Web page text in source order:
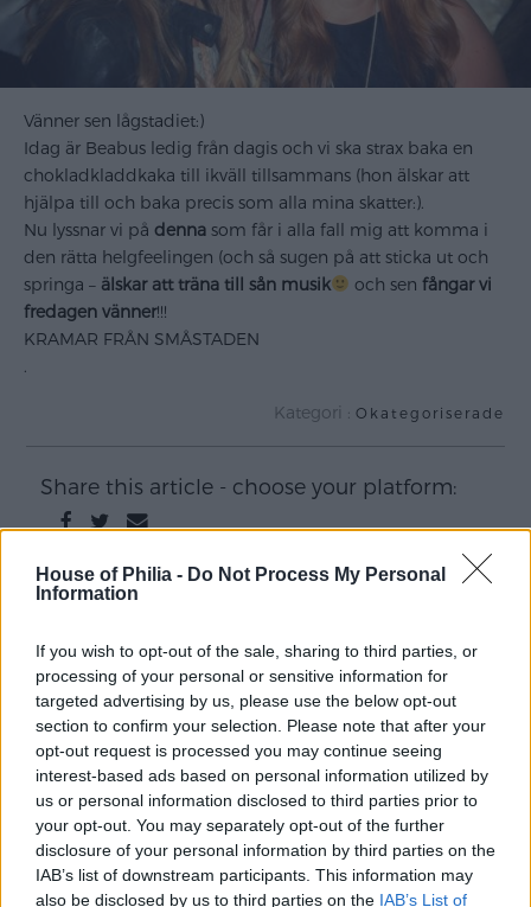
House of Philia - Do Not Process My Personal
Information
If you wish to opt-out of the sale, sharing to third parties, or
processing of your personal or sensitive information for
targeted advertising by us, please use the below opt-out
section to confirm your selection. Please note that after your
opt-out request is processed you may continue seeing
interest-based ads based on personal information utilized by
us or personal information disclosed to third parties prior to
your opt-out. You may separately opt-out of the further
disclosure of your personal information by third parties on the
IAB’s list of downstream participants. This information may
also be disclosed by us to third parties on the IAB’s List of
Vänner sen lågstadiet:)
Idag är Beabus ledig från dagis och vi ska strax baka en
chokladkladdkaka till ikväll tillsammans (hon älskar att
hjälpa till och baka precis som alla mina skatter:).
Nu lyssnar vi på denna som får i alla fall mig att komma i
den rätta helgfeelingen (och så sugen på att sticka ut och
springa – älskar att träna till sån musik och sen fångar vi
fredagen vänner!!!
KRAMAR FRÅN SMÅSTADEN
.
Kategori : Okategoriserade
Share this article - choose your platform:
PHOTOWALL
7 kommentarer till “EN KVÄLL PÅ TULLEN
Att vara någons fru
30 september, 2011 kl. 12:14
Alltså du är så jäkla snygg! Och vad roligt ni verkar ha
haft det – skönt att du får chans att komma ut på lite